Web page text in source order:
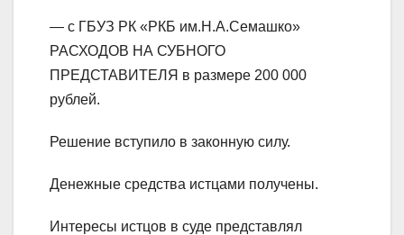
— с ГБУЗ РК «РКБ им.Н.А.Семашко»
РАСХОДОВ НА СУБНОГО
ПРЕДСТАВИТЕЛЯ в размере 200 000
рублей.
Решение вступило в законную силу.
Денежные средства истцами получены.
Интересы истцов в суде представлял